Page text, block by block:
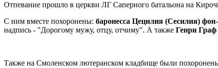
Отпевание прошло в церкви ЛГ Саперного батальона на
С ним вместе похоронены: баронесса Цецилия (Сесилия)
надпись - "Дорогому мужу, отцу, отчиму". А также Генри Граф
Также на Смоленском лютеранском кладбище были